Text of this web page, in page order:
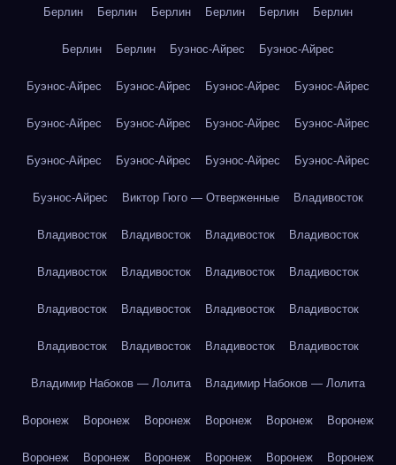
Берлин Берлин Берлин Берлин Берлин Берлин
Берлин Берлин Буэнос-Айрес Буэнос-Айрес
Буэнос-Айрес Буэнос-Айрес Буэнос-Айрес Буэнос-Айрес
Буэнос-Айрес Буэнос-Айрес Буэнос-Айрес Буэнос-Айрес
Буэнос-Айрес Буэнос-Айрес Буэнос-Айрес Буэнос-Айрес
Буэнос-Айрес Виктор Гюго — Отверженные Владивосток
Владивосток Владивосток Владивосток Владивосток
Владивосток Владивосток Владивосток Владивосток
Владивосток Владивосток Владивосток Владивосток
Владивосток Владивосток Владивосток Владивосток
Владимир Набоков — Лолита Владимир Набоков — Лолита
Воронеж Воронеж Воронеж Воронеж Воронеж Воронеж
Воронеж Воронеж Воронеж Воронеж Воронеж Воронеж